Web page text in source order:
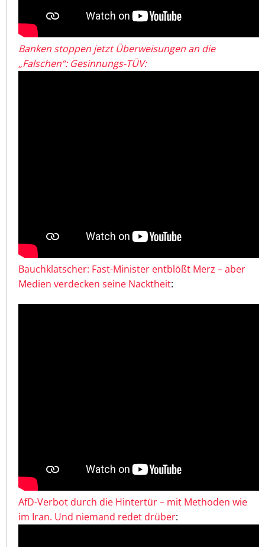
Banken stoppen jetzt Überweisungen an die
„Falschen“: Gesinnungs-TÜV:
Bauchklatscher: Fast-Minister entblößt Merz – aber
Medien verdecken seine Nacktheit:
AfD-Verbot durch die Hintertür – mit Methoden wie
im Iran. Und niemand redet drüber: